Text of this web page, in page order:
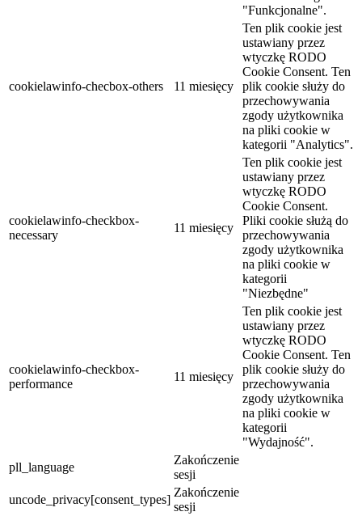
"Funkcjonalne".
cookielawinfo-checbox-others 11 miesięcy
Ten plik cookie jest
ustawiany przez
wtyczkę RODO
Cookie Consent. Ten
plik cookie służy do
przechowywania
zgody użytkownika
na pliki cookie w
kategorii "Analytics".
cookielawinfo-checkbox-
necessary
11 miesięcy
Ten plik cookie jest
ustawiany przez
wtyczkę RODO
Cookie Consent.
Pliki cookie służą do
przechowywania
zgody użytkownika
na pliki cookie w
kategorii
"Niezbędne"
cookielawinfo-checkbox-
performance
11 miesięcy
Ten plik cookie jest
ustawiany przez
wtyczkę RODO
Cookie Consent. Ten
plik cookie służy do
przechowywania
zgody użytkownika
na pliki cookie w
kategorii
"Wydajność".
pll_language
Zakończenie
sesji
uncode_privacy[consent_types]
Zakończenie
sesji